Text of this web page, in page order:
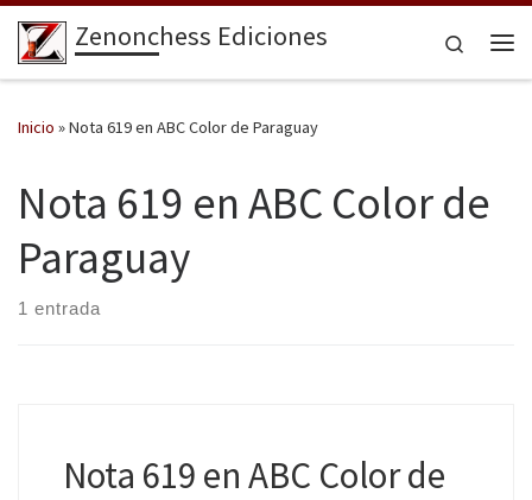
Saltar al contenido
Zenonchess Ediciones
Search
Inicio »Nota 619 en ABC Color de Paraguay
Nota 619 en ABC Color de
Paraguay
1 entrada
Nota 619 en ABC Color de